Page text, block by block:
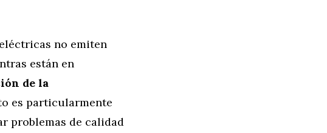
no emiten
están en
de la
es particularmente
problemas de calidad